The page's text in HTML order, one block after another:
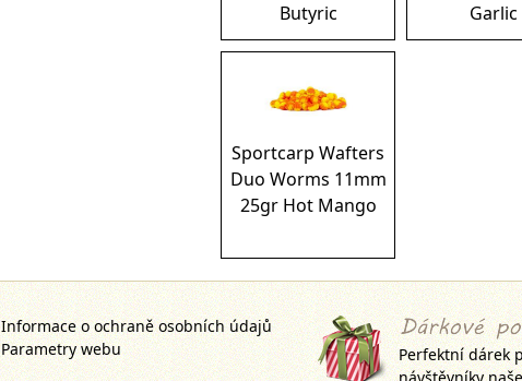
Butyric
Garlic
Sportcarp Wafters
Duo Worms 11mm
25gr Hot Mango
Informace o ochraně osobních údajů
Parametry webu
Perfektní dárek